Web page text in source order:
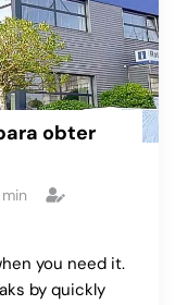
obter
min
you need it.
by quickly